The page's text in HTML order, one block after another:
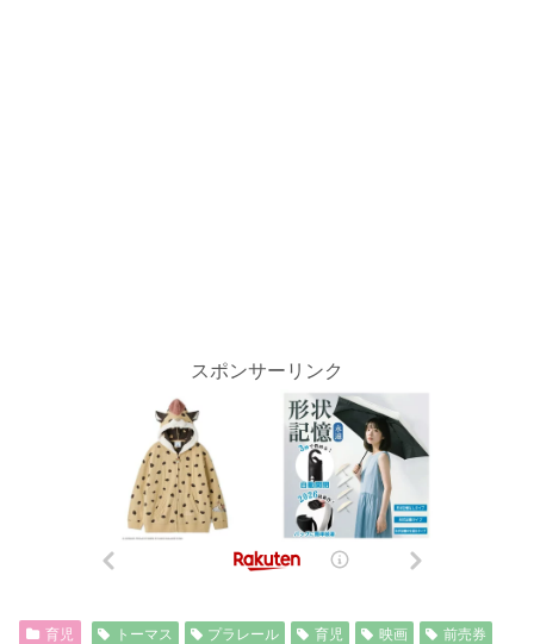
スポンサーリンク
育児 トーマス プラレール 育児 映画
前売券